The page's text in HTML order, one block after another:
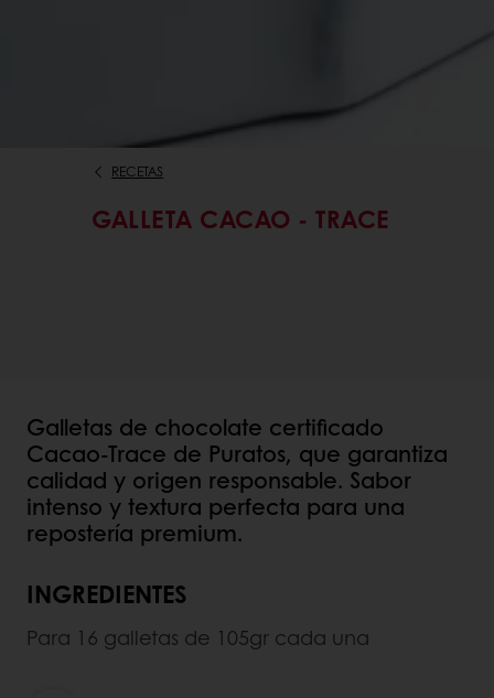
RECETAS
GALLETA CACAO - TRACE
Galletas de chocolate certificado
Cacao-Trace de Puratos, que garantiza
calidad y origen responsable. Sabor
intenso y textura perfecta para una
repostería premium.
INGREDIENTES
Para 16 galletas de 105gr cada una